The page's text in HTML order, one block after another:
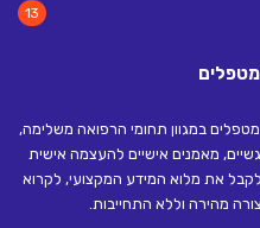
13
במגוון תחומי הרפואה משלימה,
מאמנים אישיים להעצמה אישית
את מלוא המידע המקצועי, לקרוא
מהירה וללא התחייבות.